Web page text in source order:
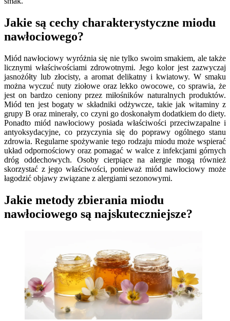
Jakie są cechy charakterystyczne miodu
nawłociowego?
Miód nawłociowy wyróżnia się nie tylko swoim smakiem, ale także
licznymi właściwościami zdrowotnymi. Jego kolor jest zazwyczaj
jasnożółty lub złocisty, a aromat delikatny i kwiatowy. W smaku
można wyczuć nuty ziołowe oraz lekko owocowe, co sprawia, że
jest on bardzo ceniony przez miłośników naturalnych produktów.
Miód ten jest bogaty w składniki odżywcze, takie jak witaminy z
grupy B oraz minerały, co czyni go doskonałym dodatkiem do diety.
Ponadto miód nawłociowy posiada właściwości przeciwzapalne i
antyoksydacyjne, co przyczynia się do poprawy ogólnego stanu
zdrowia. Regularne spożywanie tego rodzaju miodu może wspierać
układ odpornościowy oraz pomagać w walce z infekcjami górnych
dróg oddechowych. Osoby cierpiące na alergie mogą również
skorzystać z jego właściwości, ponieważ miód nawłociowy może
łagodzić objawy związane z alergiami sezonowymi.
Jakie metody zbierania miodu
nawłociowego są najskuteczniejsze?